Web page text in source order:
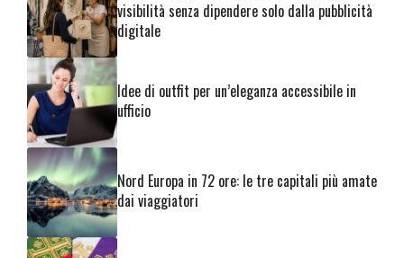
visibilità senza dipendere solo dalla pubblicità
digitale
Idee di outfit per un’eleganza accessibile in
ufficio
Nord Europa in 72 ore: le tre capitali più amate
dai viaggiatori